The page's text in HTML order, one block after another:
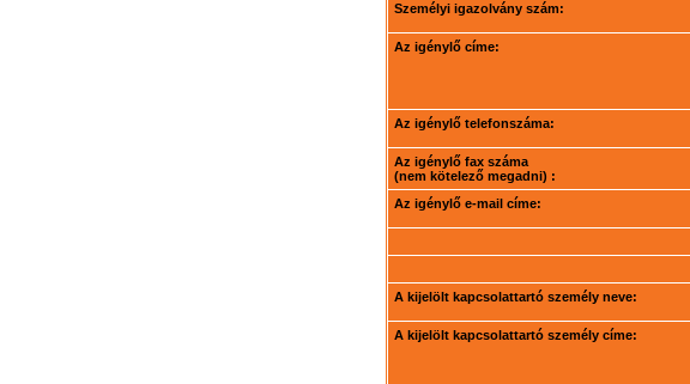
Személyi igazolvány szám:
Az igénylő címe:
Az igénylő telefonszáma:
Az igénylő fax száma
(nem kötelező megadni) :
Az igénylő e-mail címe:
A kijelölt kapcsolattartó személy neve:
A kijelölt kapcsolattartó személy címe: